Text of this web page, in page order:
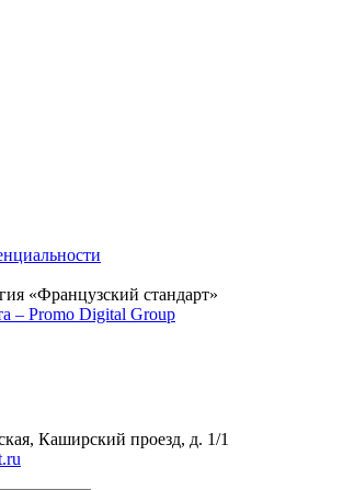
«Французский стандарт»
– Promo Digital Group
Каширский проезд, д. 1/1